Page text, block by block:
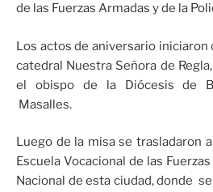
de las Fuerzas Armadas y de la
Los actos de aniversario iniciaron
catedral Nuestra Señora de
el obispo de la Diócesis de
Masalles.
Luego de la misa se trasladaron
Escuela Vocacional de las
Nacional de esta ciudad, donde